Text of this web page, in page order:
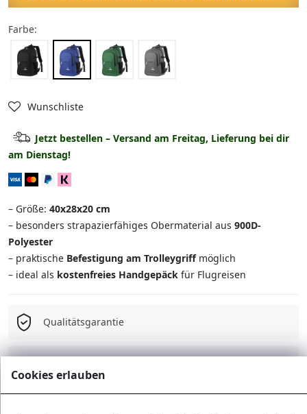
Farbe:
Wunschliste
Jetzt bestellen – Versand am Freitag, Lieferung bei dir
am Dienstag!
– Größe: 40x28x20 cm
– besonders strapazierfähiges Obermaterial aus 900D-
Polyester
– praktische Befestigung am Trolleygriffmöglich
– ideal als kostenfreies Handgepäck für Flugreisen
Qualitätsgarantie
Cookies erlauben